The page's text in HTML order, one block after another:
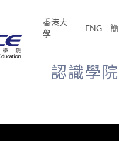
香港大
學
ENG 簡
認識學院